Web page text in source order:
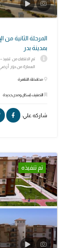
المرحلة الثانية
بمدينة بدر
العمارة من دور أرضي و٥ أدوار متكررة، ويضم الدور
محافظة: القاهرة
التصنيف: إسكان ومدن جديدة
شاركه علي:
تم تنفيذه